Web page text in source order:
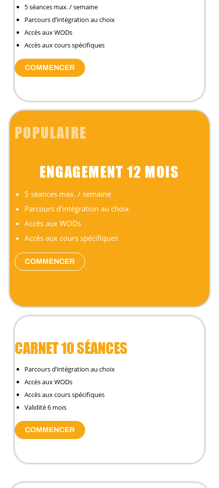
5 séances max. / semaine
Parcours d’intégration au choix
Accès aux WODs
Accès aux cours spécifiques
COMMENCER
POPULAIRE
ENGAGEMENT 12 MOIS
5 séances max. / semaine
Parcours d’intégration au choix
Accès aux WODs
Accès aux cours spécifiques
COMMENCER
CARNET 10 SÉANCES
Parcours d’intégration au choix
Accès aux WODs
Accès aux cours spécifiques
Validité 6 mois
COMMENCER